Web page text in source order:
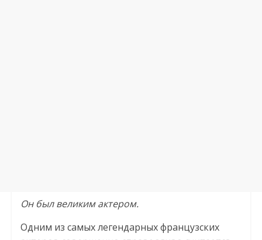
Он был великим актером.
Одним из самых легендарных французских